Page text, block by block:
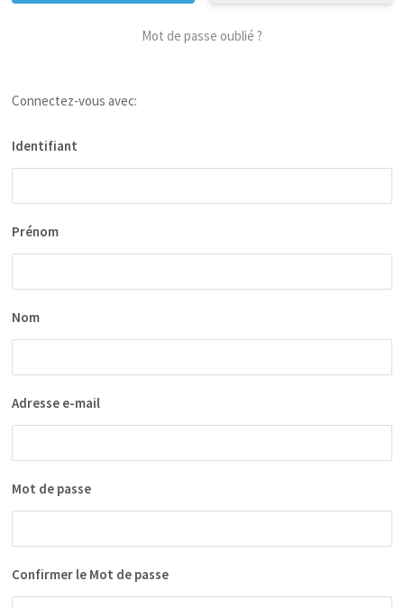
Mot de passe oublié ?
Connectez-vous avec:
Identifiant
Prénom
Nom
Adresse e-mail
Mot de passe
Confirmer le Mot de passe